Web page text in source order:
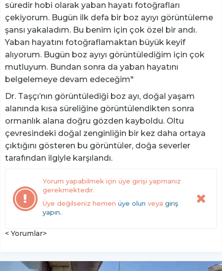
süredir hobi olarak yaban hayatı fotoğrafları
çekiyorum. Bugün ilk defa bir boz ayıyı görüntüleme
şansı yakaladım. Bu benim için çok özel bir andı.
Yaban hayatını fotoğraflamaktan büyük keyif
alıyorum. Bugün boz ayıyı görüntülediğim için çok
mutluyum. Bundan sonra da yaban hayatını
belgelemeye devam edeceğim"
Dr. Taşçı’nın görüntülediği boz ayı, doğal yaşam
alanında kısa süreliğine görüntülendikten sonra
ormanlık alana doğru gözden kayboldu. Oltu
çevresindeki doğal zenginliğin bir kez daha ortaya
çıktığını gösteren bu görüntüler, doğa severler
tarafından ilgiyle karşılandı.
Yorum yapabilmek için üye girişi yapmanız
gerekmektedir.
Üye değilseniz hemen üye olun veya giriş
yapın..
< Yorumlar>